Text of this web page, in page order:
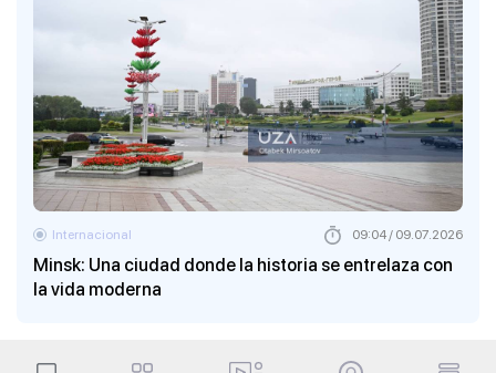
Minsk: Una ciudad donde la historia se entrelaza con
la vida moderna
Internacional 09:04 / 09.07.2026